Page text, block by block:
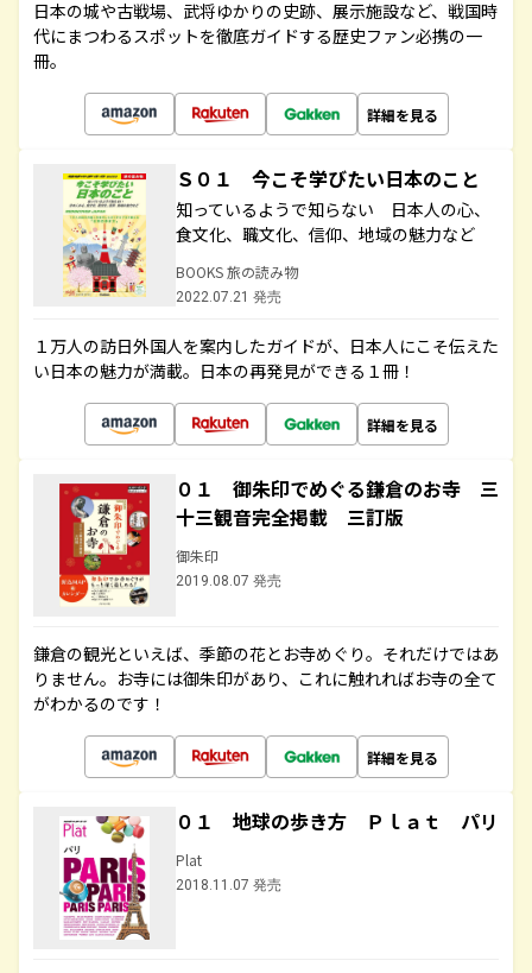
日本の城や古戦場、武将ゆかりの史跡、展示施設など、戦国時
代にまつわるスポットを徹底ガイドする歴史ファン必携の一
冊。
詳細を見る
Ｓ０１ 今こそ学びたい日本のこと
知っているようで知らない 日本人の心、
食文化、職文化、信仰、地域の魅力など
BOOKS 旅の読み物
2022.07.21 発売
１万人の訪日外国人を案内したガイドが、日本人にこそ伝えた
い日本の魅力が満載。日本の再発見ができる１冊！
詳細を見る
０１ 御朱印でめぐる鎌倉のお寺 三
十三観音完全掲載 三訂版
御朱印
2019.08.07 発売
鎌倉の観光といえば、季節の花とお寺めぐり。それだけではあ
りません。お寺には御朱印があり、これに触れればお寺の全て
がわかるのです！
詳細を見る
０１ 地球の歩き方 Ｐｌａｔ パリ
Plat
2018.11.07 発売